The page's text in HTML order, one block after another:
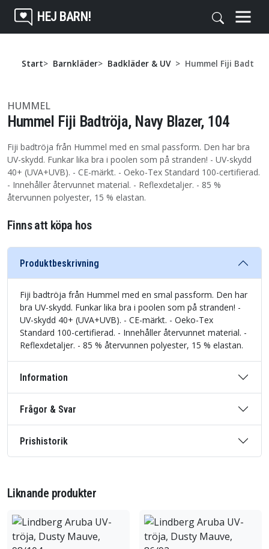
HEJ BARN!
Start Barnkläder Badkläder & UV Hummel Fiji
HUMMEL
Hummel Fiji Badtröja, Navy Blazer, 104
Fiji badtröja från Hummel med en smal passform. Den har bra
UV-skydd. Funkar lika bra i poolen som på stranden! - UV-skydd
40+ (UVA+UVB). - CE-märkt. - Oeko-Tex Standard 100-certifierad.
- Innehåller återvunnet material. - Reflexdetaljer. - 85 %
återvunnen polyester, 15 % elastan.
Finns att köpa hos
Produktbeskrivning
Fiji badtröja från Hummel med en smal passform. Den har
bra UV-skydd. Funkar lika bra i poolen som på stranden! -
UV-skydd 40+ (UVA+UVB). - CE-märkt. - Oeko-Tex
Standard 100-certifierad. - Innehåller återvunnet material. -
Reflexdetaljer. - 85 % återvunnen polyester, 15 % elastan.
Information
Frågor & Svar
Prishistorik
Liknande produkter